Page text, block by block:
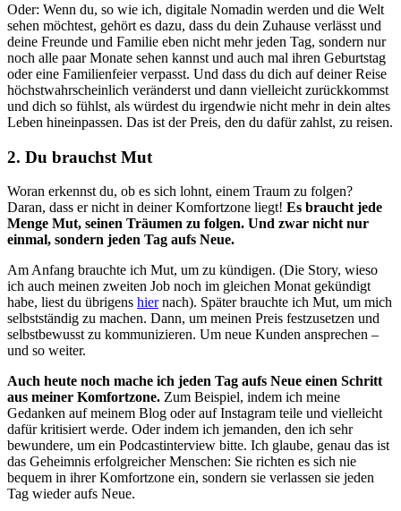
Oder: Wenn du, so wie ich, digitale Nomadin werden und die Welt
sehen möchtest, gehört es dazu, dass du dein Zuhause verlässt und
deine Freunde und Familie eben nicht mehr jeden Tag, sondern nur
noch alle paar Monate sehen kannst und auch mal ihren Geburtstag
oder eine Familienfeier verpasst. Und dass du dich auf deiner Reise
höchstwahrscheinlich veränderst und dann vielleicht zurückkommst
und dich so fühlst, als würdest du irgendwie nicht mehr in dein altes
Leben hineinpassen. Das ist der Preis, den du dafür zahlst, zu reisen.
2. Du brauchst Mut
Woran erkennst du, ob es sich lohnt, einem Traum zu folgen?
Daran, dass er nicht in deiner Komfortzone liegt! Es braucht jede
Menge Mut, seinen Träumen zu folgen. Und zwar nicht nur
einmal, sondern jeden Tag aufs Neue.
Am Anfang brauchte ich Mut, um zu kündigen. (Die Story, wieso
ich auch meinen zweiten Job noch im gleichen Monat gekündigt
habe, liest du übrigens hiernach). Später brauchte ich Mut, um mich
selbstständig zu machen. Dann, um meinen Preis festzusetzen und
selbstbewusst zu kommunizieren. Um neue Kunden ansprechen –
und so weiter.
Auch heute noch mache ich jeden Tag aufs Neue einen Schritt
aus meiner Komfortzone. Zum Beispiel, indem ich meine
Gedanken auf meinem Blog oder auf Instagram teile und vielleicht
dafür kritisiert werde. Oder indem ich jemanden, den ich sehr
bewundere, um ein Podcastinterview bitte. Ich glaube, genau das ist
das Geheimnis erfolgreicher Menschen: Sie richten es sich nie
bequem in ihrer Komfortzone ein, sondern sie verlassen sie jeden
Tag wieder aufs Neue.